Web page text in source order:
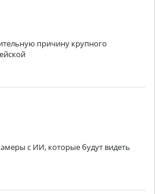
причину крупного
с ИИ, которые будут видеть